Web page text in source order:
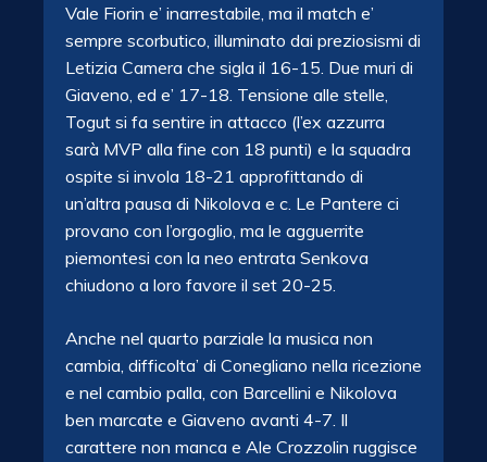
Vale Fiorin e’ inarrestabile, ma il match e’
sempre scorbutico, illuminato dai preziosismi di
Letizia Camera che sigla il 16-15. Due muri di
Giaveno, ed e’ 17-18. Tensione alle stelle,
Togut si fa sentire in attacco (l’ex azzurra
sarà MVP alla fine con 18 punti) e la squadra
ospite si invola 18-21 approfittando di
un’altra pausa di Nikolova e c. Le Pantere ci
provano con l’orgoglio, ma le agguerrite
piemontesi con la neo entrata Senkova
chiudono a loro favore il set 20-25.
Anche nel quarto parziale la musica non
cambia, difficolta’ di Conegliano nella ricezione
e nel cambio palla, con Barcellini e Nikolova
ben marcate e Giaveno avanti 4-7. Il
carattere non manca e Ale Crozzolin ruggisce